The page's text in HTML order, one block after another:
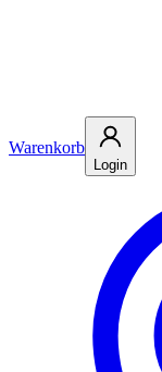
Warenkorb
Login